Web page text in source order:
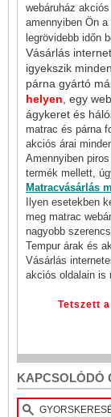
webáruház
amennyiben Ön
legrövidebb időn
Vásárlás
igyekszik
párna gyártó
helyen , egy
ágykeret és
matrac és párna
akciós árai
Amennyiben
termék mellett,
Matracvásárlás
Ilyen esetekben
meg matrac
nagyobb
Tempur árak és
Vásárlás
akciós oldalain is
Tetszett
KAPCSOLÓDÓ